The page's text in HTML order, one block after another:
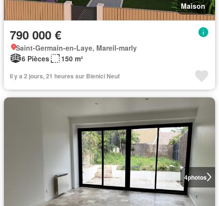
Maison
790 000 €
Saint-Germain-en-Laye, Mareil-marly
6 Pièces
150 m²
Il y a 2 jours, 21 heures sur Bienici Neuf
4photos